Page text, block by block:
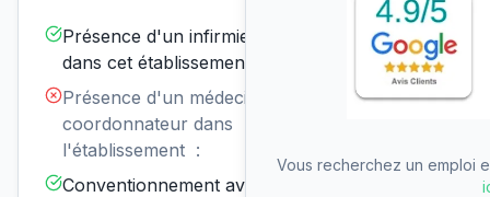
Présence d'un infirmier de nuit
dans cet établissement :
Disponible
Présence d'un médecin
coordonnateur dans
l'établissement :
Non
Conventionnement avec un ou
Vous recherchez un emploi